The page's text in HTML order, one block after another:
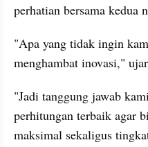
perhatian bersama kedua
"Apa yang tidak ingin
menghambat inovasi,"
"Jadi tanggung jawab
perhitungan terbaik agar
maksimal sekaligus